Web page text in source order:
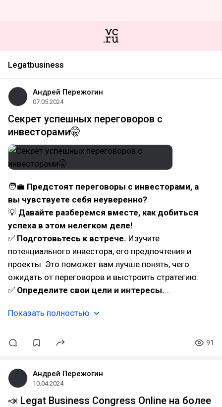
Legatbusiness
Андрей Пережогин
07.05.2024
Секрет успешных переговоров с
инвесторами🤫
🧑‍💼 Предстоят переговоры с инвесторами, а
вы чувствуете себя неуверенно?
💡 Давайте разберемся вместе, как добиться
успеха в этом нелегком деле!
✅ Подготовьтесь к встрече. Изучите
потенциального инвестора, его предпочтения и
проекты. Это поможет вам лучше понять, чего
ожидать от переговоров и выстроить стратегию.
✅ Определите свои цели и интересы.…
Показать полностью
91
Андрей Пережогин
10.04.2024
📣 Legat Business Congress Online на более